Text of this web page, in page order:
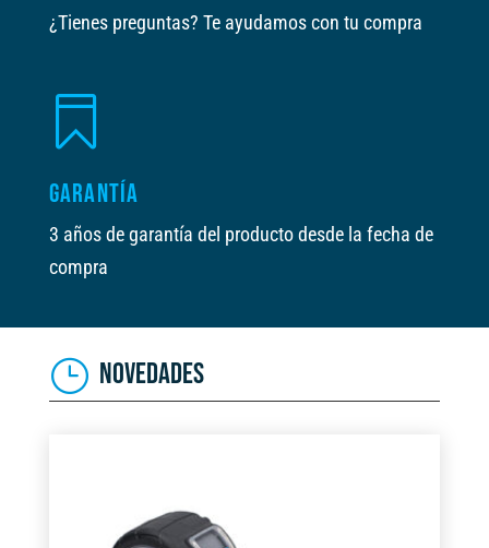
¿Tienes preguntas? Te ayudamos con tu compra

GARANTÍA
3 años de garantía del producto desde la fecha de
compra
NOVEDADES